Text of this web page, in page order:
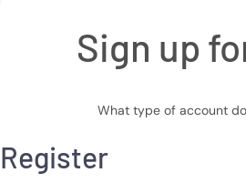
Sign up
What type of account
Register